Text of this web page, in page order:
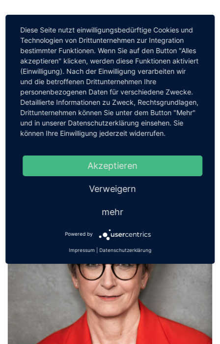
Zurück zur Bibliothek
Diese Seite nutzt einwilligungsbedürftige Cookies und
Technologien von Drittunternehmen zur Integration
bestimmter Funktionen. Wenn Sie auf den Button "Alles
akzeptieren" klicken, werden diese Funktionen aktiviert
(Einwilligung). Nach der Einwilligung verarbeiten wir
und die betroffenen Drittunternehmen Ihre
personenbezogenen Daten für verschiedene Zwecke.
Detaillierte Informationen zu Zweck, Rechtsgrundlagen,
Drittunternehmen können Sie unter dem Button "Mehr"
und in unserer Datenschutzerklärung einsehen. Sie
können Ihre Einwilligung jederzeit widerrufen.
Akzeptieren
Verweigern
mehr
Powered by
Impressum Datenschutzerklärung